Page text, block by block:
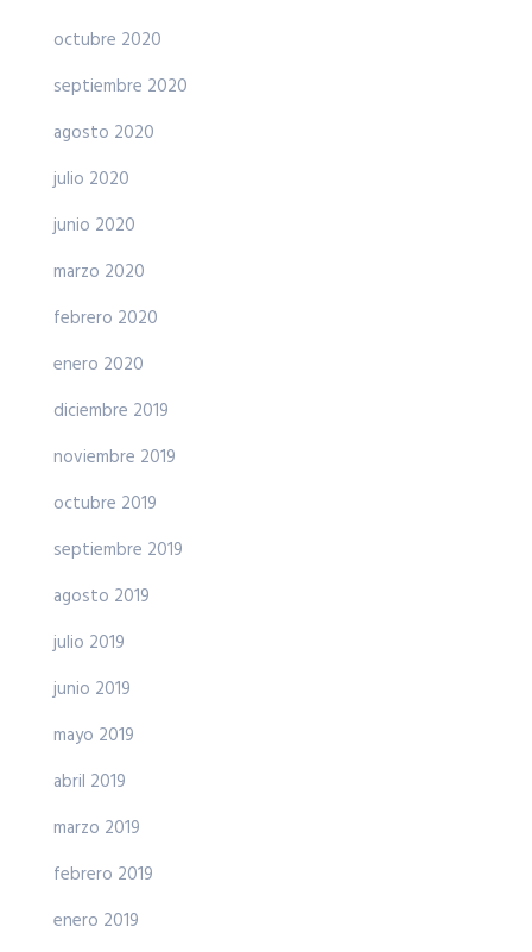
octubre 2020
septiembre 2020
agosto 2020
julio 2020
junio 2020
marzo 2020
febrero 2020
enero 2020
diciembre 2019
noviembre 2019
octubre 2019
septiembre 2019
agosto 2019
julio 2019
junio 2019
mayo 2019
abril 2019
marzo 2019
febrero 2019
enero 2019